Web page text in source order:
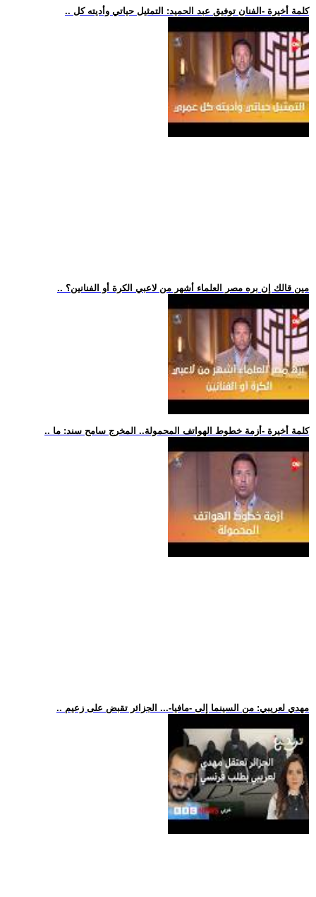
.. كلمة أخيرة -الفنان توفيق عبد الحميد: التمثيل حياتي وأديته كل
.. مين قالك إن بره مصر العلماء أشهر من لاعبي الكرة أو الفنانين؟
.. كلمة أخيرة -أزمة خطوط الهواتف المحمولة.. المخرج سامح سند: ما
.. مهدي لعريبي: من السينما إلى -مافيا-... الجزائر تقبض على زعيم